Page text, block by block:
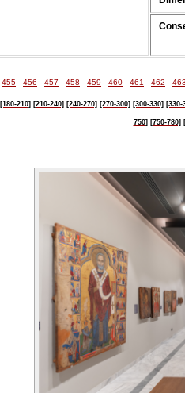
455 - 456 - 457 - 458 - 459 - 460 - 461 - 462 -
[180-210] [210-240] [240-270] [270-300] [300-330] [330-
750] [750-780]